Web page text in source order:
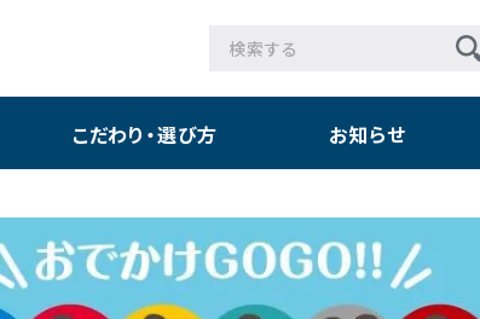
こだわり・選び方 お知らせ